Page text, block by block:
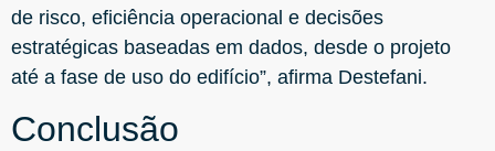
de risco, eficiência operacional e decisões
estratégicas baseadas em dados, desde o projeto
até a fase de uso do edifício”, afirma Destefani.
Conclusão